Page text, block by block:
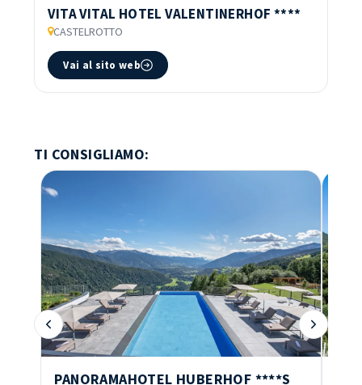
TI CONSIGLIAMO:
PANORAMAHOTEL HUBERHOF ****S
VITA VITAL HOTEL VALENTINERHOF ****
CASTELROTTO
Vai al sito web